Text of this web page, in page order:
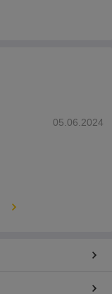
05.06.2024